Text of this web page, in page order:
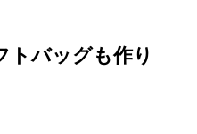
トバッグも作り